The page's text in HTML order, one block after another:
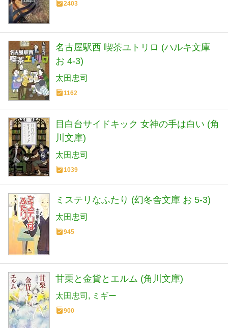
2403
名古屋駅西 喫茶ユトリロ (ハルキ文庫
お 4-3)
太田忠司
1162
目白台サイドキック 女神の手は白い (角
川文庫)
太田忠司
1039
ミステリなふたり (幻冬舎文庫 お 5-3)
太田忠司
945
甘栗と金貨とエルム (角川文庫)
太田忠司 ミギー
900